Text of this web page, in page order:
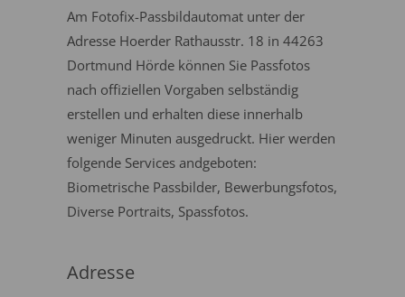
Am Fotofix-Passbildautomat unter der
Adresse Hoerder Rathausstr. 18 in 44263
Dortmund Hörde können Sie Passfotos
nach offiziellen Vorgaben selbständig
erstellen und erhalten diese innerhalb
weniger Minuten ausgedruckt. Hier werden
folgende Services andgeboten:
Biometrische Passbilder, Bewerbungsfotos,
Diverse Portraits, Spassfotos.
Adresse